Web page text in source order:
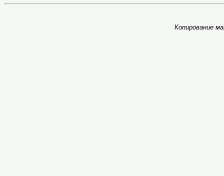
Копирование